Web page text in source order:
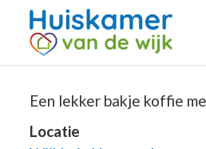
Een lekker bakje koffie
Locatie